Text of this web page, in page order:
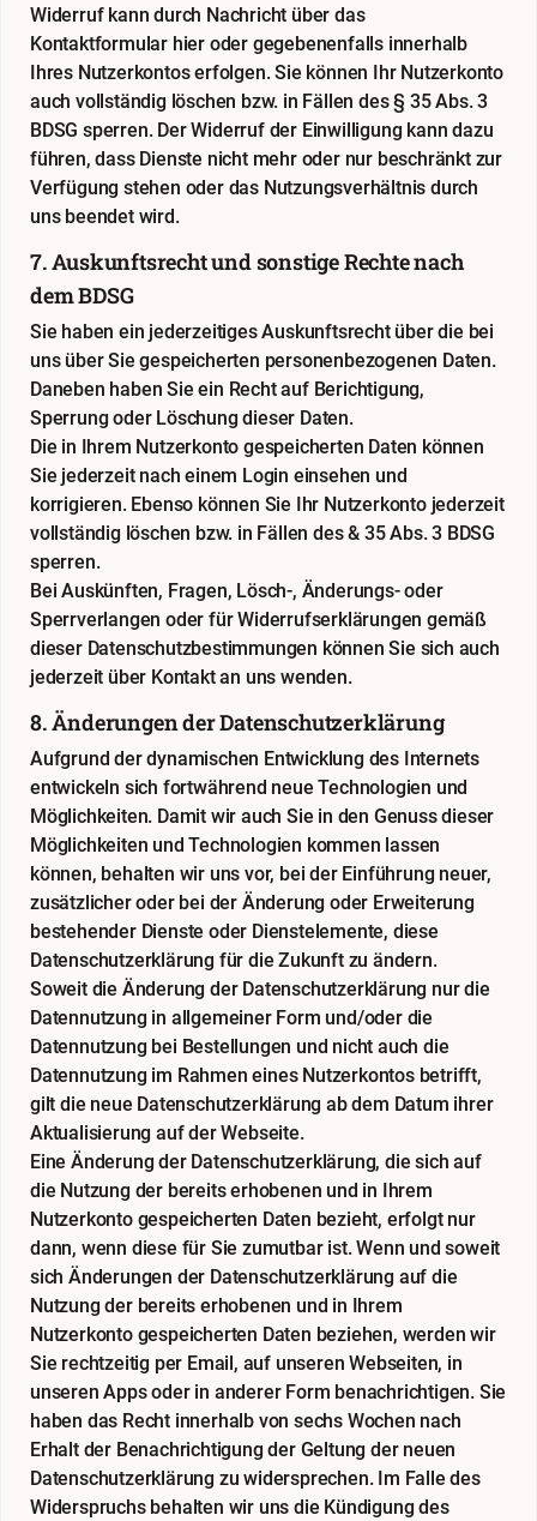
Widerruf kann durch Nachricht über das
Kontaktformular hieroder gegebenenfalls innerhalb
Ihres Nutzerkontos erfolgen. Sie können Ihr Nutzerkonto
auch vollständig löschen bzw. in Fällen des § 35 Abs. 3
BDSG sperren. Der Widerruf der Einwilligung kann dazu
führen, dass Dienste nicht mehr oder nur beschränkt zur
Verfügung stehen oder das Nutzungsverhältnis durch
uns beendet wird.
7. Auskunftsrecht und sonstige Rechte nach
dem BDSG
Sie haben ein jederzeitiges Auskunftsrecht über die bei
uns über Sie gespeicherten personenbezogenen Daten.
Daneben haben Sie ein Recht auf Berichtigung,
Sperrung oder Löschung dieser Daten.
Die in Ihrem Nutzerkonto gespeicherten Daten können
Sie jederzeit nach einem Login einsehen und
korrigieren. Ebenso können Sie Ihr Nutzerkonto jederzeit
vollständig löschen bzw. in Fällen des & 35 Abs. 3 BDSG
sperren.
Bei Auskünften, Fragen, Lösch-, Änderungs- oder
Sperrverlangen oder für Widerrufserklärungen gemäß
dieser Datenschutzbestimmungen können Sie sich auch
jederzeit über Kontakt an uns wenden.
8. Änderungen der Datenschutzerklärung
Aufgrund der dynamischen Entwicklung des Internets
entwickeln sich fortwährend neue Technologien und
Möglichkeiten. Damit wir auch Sie in den Genuss dieser
Möglichkeiten und Technologien kommen lassen
können, behalten wir uns vor, bei der Einführung neuer,
zusätzlicher oder bei der Änderung oder Erweiterung
bestehender Dienste oder Dienstelemente, diese
Datenschutzerklärung für die Zukunft zu ändern.
Soweit die Änderung der Datenschutzerklärung nur die
Datennutzung in allgemeiner Form und/oder die
Datennutzung bei Bestellungen und nicht auch die
Datennutzung im Rahmen eines Nutzerkontos betrifft,
gilt die neue Datenschutzerklärung ab dem Datum ihrer
Aktualisierung auf der Webseite.
Eine Änderung der Datenschutzerklärung, die sich auf
die Nutzung der bereits erhobenen und in Ihrem
Nutzerkonto gespeicherten Daten bezieht, erfolgt nur
dann, wenn diese für Sie zumutbar ist. Wenn und soweit
sich Änderungen der Datenschutzerklärung auf die
Nutzung der bereits erhobenen und in Ihrem
Nutzerkonto gespeicherten Daten beziehen, werden wir
Sie rechtzeitig per Email, auf unseren Webseiten, in
unseren Apps oder in anderer Form benachrichtigen. Sie
haben das Recht innerhalb von sechs Wochen nach
Erhalt der Benachrichtigung der Geltung der neuen
Datenschutzerklärung zu widersprechen. Im Falle des
Widerspruchs behalten wir uns die Kündigung des